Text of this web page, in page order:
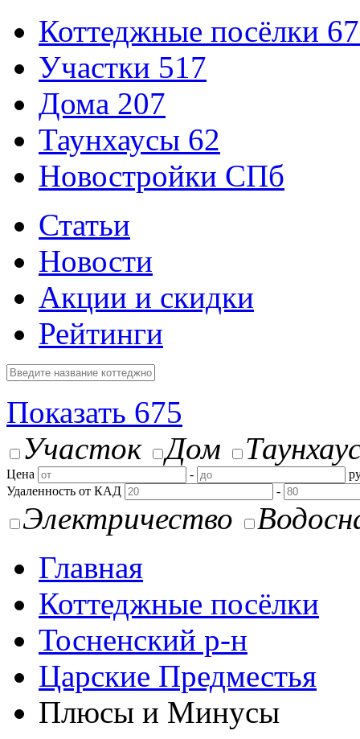
Коттеджные посёлки
Участки 517
Дома 207
Таунхаусы 62
Новостройки СПб
Статьи
Новости
Акции и скидки
Рейтинги
Показать 675
Участок
Дом
Цена -
Удаленность от КАД
-
Электричество
Главная
Коттеджные посёлки
Тосненский р-н
Царские Предместья
Плюсы и Минусы